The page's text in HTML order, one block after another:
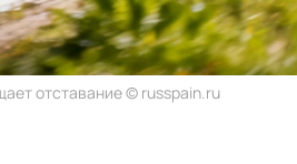
отставание © russpain.ru